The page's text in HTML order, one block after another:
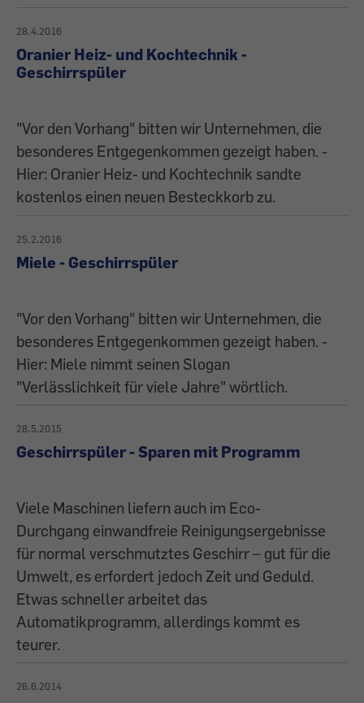
28.4.2016
Oranier Heiz- und Kochtechnik -
Geschirrspüler
"Vor den Vorhang" bitten wir Unternehmen, die
besonderes Entgegenkommen gezeigt haben. -
Hier: Oranier Heiz- und Kochtechnik sandte
kostenlos einen neuen Besteckkorb zu.
25.2.2016
Miele - Geschirrspüler
"Vor den Vorhang" bitten wir Unternehmen, die
besonderes Entgegenkommen gezeigt haben. -
Hier: Miele nimmt seinen Slogan
"Verlässlichkeit für viele Jahre" wörtlich.
28.5.2015
Geschirrspüler - Sparen mit Programm
Viele Maschinen liefern auch im Eco-
Durchgang einwandfreie Reinigungsergebnisse
für normal verschmutztes ­Geschirr – gut für die
Umwelt, es erfordert jedoch Zeit und ­Geduld.
Etwas schneller arbeitet das
Automatikprogramm, allerdings kommt es
teurer.
26.6.2014